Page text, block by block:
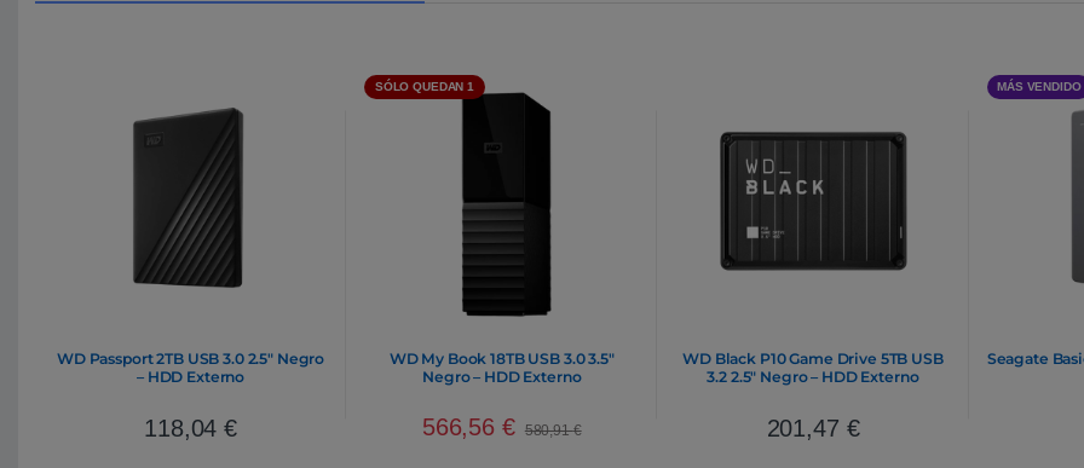
WD Passport 2TB USB 3.0 2.5″ Negro
– HDD Externo
118,04€
SÓLO QUEDAN 1
WD My Book 18TB USB 3.0 3.5″
Negro – HDD Externo
566,56 € 580,91€
WD Black P10 Game Drive 5TB USB
3.2 2.5″ Negro – HDD Externo
201,47 €
MÁS VENDIDO
Seagate